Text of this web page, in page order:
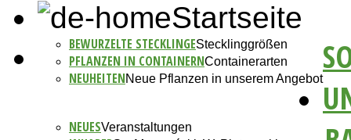
Startseite
BEWURZELTE STECKLINGEStecklinggrößen
PFLANZEN IN CONTAINERNContainerarten
NEUHEITENNeue Pflanzen in unserem Angebot
NEUESVeranstaltungen